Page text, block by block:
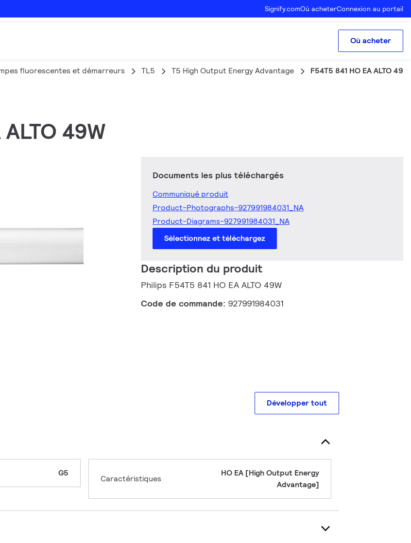
Signify.comOù acheterConnexion au portail
Où acheter
fluorescentes et démarreurs TL5 T5 High Output Energy Advantage F54T5 841 HO EA ALTO 49W
49W
Documents les plus téléchargés
Communiqué produit
Product-Photographs-927991984031_NA
Product-Diagrams-927991984031_NA
Sélectionnez et téléchargez
Description du produit
Philips F54T5 841 HO EA ALTO 49W
Code de commande: 927991984031
Développer tout
G5
Caractéristiques
HO EA [High Output Energy
Advantage]